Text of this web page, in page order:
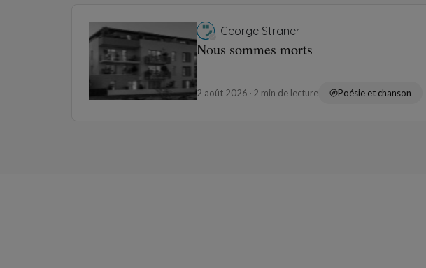
George Straner
Nous sommes morts
2 août 2026 2 min de lecture Poésie et chanson